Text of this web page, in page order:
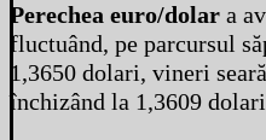
Perechea euro/dolar a
fluctuând, pe parcursul
1,3650 dolari, vineri
închizând la 1,3609